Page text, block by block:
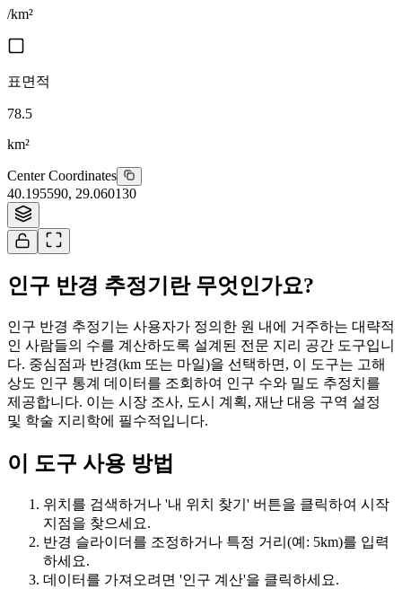
/km²
표면적
78.5
km²
Center Coordinates
40.195590, 29.060130
인구 반경 추정기란 무엇인가요?
인구 반경 추정기는 사용자가 정의한 원 내에 거주하는 대략적
인 사람들의 수를 계산하도록 설계된 전문 지리 공간 도구입니
다. 중심점과 반경(km 또는 마일)을 선택하면, 이 도구는 고해
상도 인구 통계 데이터를 조회하여 인구 수와 밀도 추정치를
제공합니다. 이는 시장 조사, 도시 계획, 재난 대응 구역 설정
및 학술 지리학에 필수적입니다.
이 도구 사용 방법
위치를 검색하거나 '내 위치 찾기' 버튼을 클릭하여 시작
지점을 찾으세요.
반경 슬라이더를 조정하거나 특정 거리(예: 5km)를 입력
하세요.
데이터를 가져오려면 '인구 계산'을 클릭하세요.